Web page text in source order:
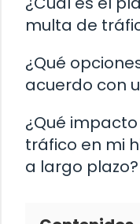
multa de
¿Qué
acuerdo con
¿Qué
tráfico en mi
a largo plazo?